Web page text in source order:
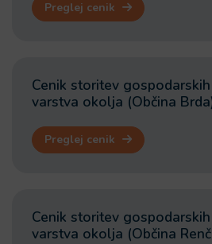
Preglej cenik
Cenik storitev
varstva okolja (Občina
Preglej cenik
Cenik storitev
varstva okolja (Občina